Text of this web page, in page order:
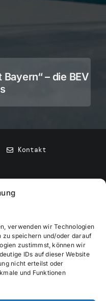
verwenden wir Technologien
speichern und/oder darauf
zustimmst, können wir
IDs auf dieser Website
nicht erteilst oder
und Funktionen
– die BEV
Kontakt
Eissportverband